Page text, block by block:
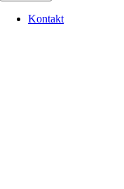
Kontakt